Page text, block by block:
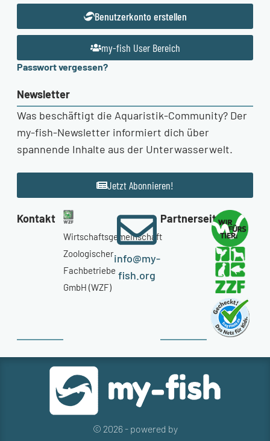
Benutzerkonto erstellen
my-fish User Bereich
Passwort vergessen?
Newsletter
Was beschäftigt die Aquaristik-Community? Der
my-fish-Newsletter informiert dich über
spannende Inhalte aus der Unterwasserwelt.
Jetzt Abonnieren!
Kontakt
Wirtschaftsgemeinschaft
Zoologischer
Fachbetriebe
GmbH (WZF)
info@my-
fish.org
Partnerseiten
© 2026 - powered by